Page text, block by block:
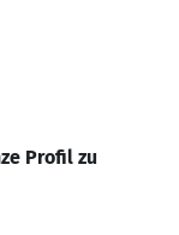
Profil zu